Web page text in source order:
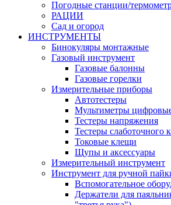
Погодные станции/
РАЦИИ
Сад и огород
ИНСТРУМЕНТЫ
Бинокуляры монтажные
Газовый инструмент
Газовые балонны
Газовые горелки
Измерительные приборы
Автотестеры
Мультиметры
Тестеры напряжения
Тестеры слаботочного
Токовые клещи
Щупы и аксессуары
Измерительный инструмент
Инструмент для ручной
Вспомогательное
Держатели для